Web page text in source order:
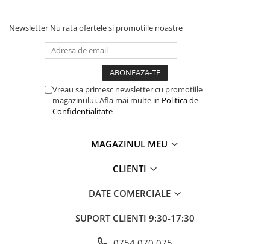
Newsletter Nu rata ofertele si promotiile noastre
Vreau sa primesc newsletter cu promotiile
magazinului. Afla mai multe in Politica de
Confidentialitate
MAGAZINUL MEU
CLIENTI
DATE COMERCIALE
SUPORT CLIENTI 9:30-17:30